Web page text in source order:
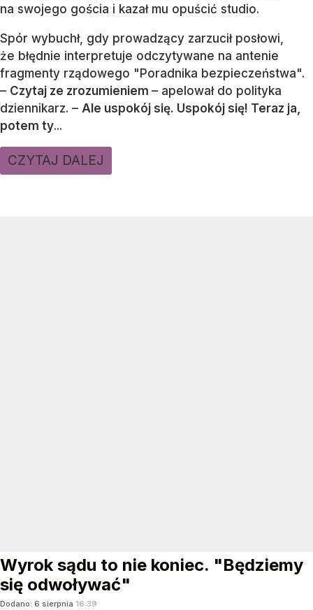
na swojego gościa i kazał mu opuścić studio.
Spór wybuchł, gdy prowadzący zarzucił posłowi,
że błędnie interpretuje odczytywane na antenie
fragmenty rządowego "Poradnika bezpieczeństwa".
– Czytaj ze zrozumieniem – apelował do polityka
dziennikarz. – Ale uspokój się. Uspokój się! Teraz ja,
potem ty...
CZYTAJ DALEJ
Wyrok sądu to nie koniec. "Będziemy
się odwoływać"
Dodano: 6 sierpnia 16:39